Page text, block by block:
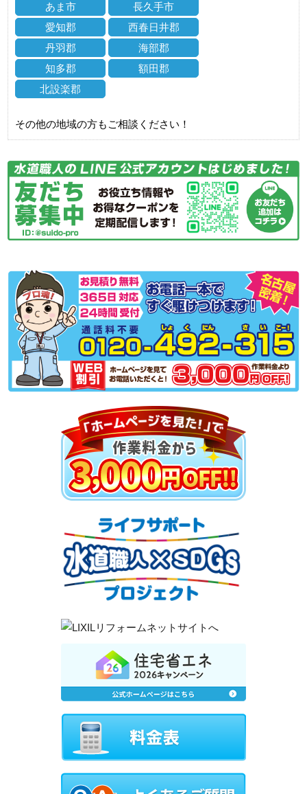
あま市
長久手市
愛知郡
西春日井郡
丹羽郡
海部郡
知多郡
額田郡
北設楽郡
その他の地域の方もご相談ください！